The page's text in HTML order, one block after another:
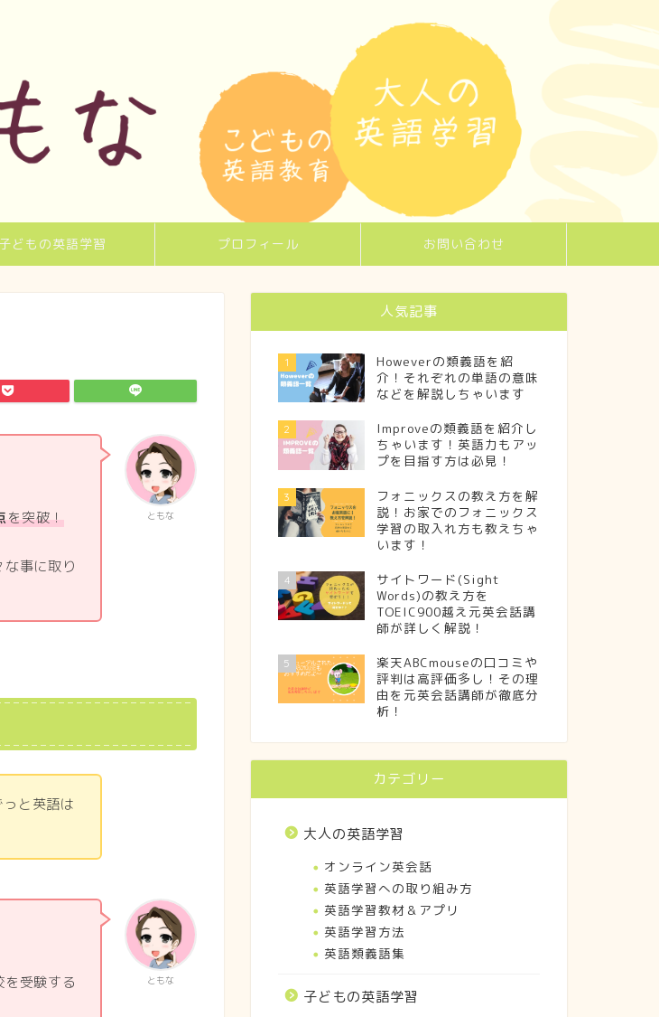
子どもの英語学習 プロフィール お問い合わせ
ともな
を突破！
事に取り
と英語は
ともな
受験する
人気記事
1
Howeverの類義語を紹
介！それぞれの単語の意味
などを解説しちゃいます
2
Improveの類義語を紹介し
ちゃいます！英語力もアッ
プを目指す方は必見！
3
フォニックスの教え方を解
説！お家でのフォニックス
学習の取入れ方も教えちゃ
います！
4
サイトワード(Sight
Words)の教え方を
TOEIC900越え元英会話講
師が詳しく解説！
5
楽天ABCmouseの口コミや
評判は高評価多し！その理
由を元英会話講師が徹底分
析！
カテゴリー
大人の英語学習
オンライン英会話
英語学習への取り組み方
英語学習教材＆アプリ
英語学習方法
英語類義語集
子どもの英語学習